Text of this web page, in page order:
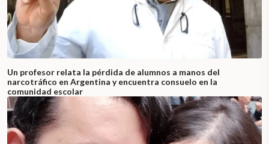
Un profesor relata la pérdida de alumnos a manos del
narcotráfico en Argentina y encuentra consuelo en la
comunidad escolar